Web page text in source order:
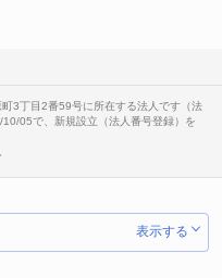
3丁目2番59号に所在する法人です（法
05で、新規設立（法人番号登録）を
表示する